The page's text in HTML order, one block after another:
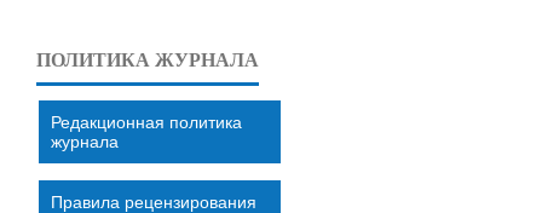
ПОЛИТИКА ЖУРНАЛА
Редакционная политика
журнала
Правила рецензирования